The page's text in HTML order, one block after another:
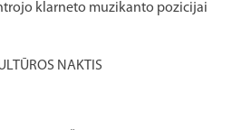
klarneto muzikanto pozicijai
NAKTIS